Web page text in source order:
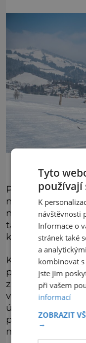
Právě tady, na
nasadíme běžky
nebo volným
táhnoucích se v
kilometrů.
K dispozici nám
při které se
zasněženou
vedou trasy na
údolí Brixen
průsmyk
mořem.
Tyto
používají
K
návštěvnosti
Informace o
stránek také
a
kombinovat
jste jim
při vašem
informací
ZOBRAZIT
→